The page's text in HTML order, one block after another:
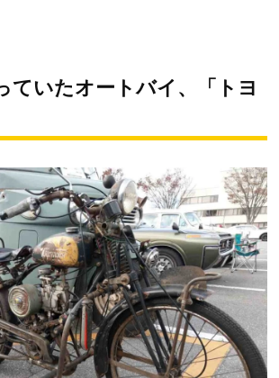
ていたオートバイ、「トヨ